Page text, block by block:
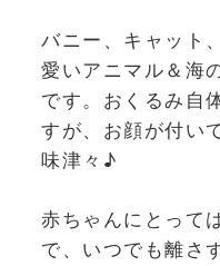
バニー、キャット
愛いアニマル＆海
です。おくるみ自
すが、お顔が付い
味津々♪
赤ちゃんにとって
で、いつでも離さ